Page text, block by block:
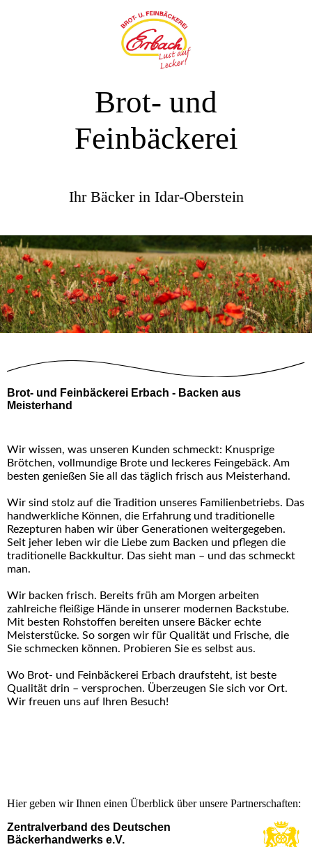
Brot- und
Feinbäckerei
Ihr Bäcker in Idar-Oberstein
Brot- und Feinbäckerei Erbach - Backen aus
Meisterhand
Wir wissen, was unseren Kunden schmeckt: Knusprige
Brötchen, vollmundige Brote und leckeres Feingebäck. Am
besten genießen Sie all das täglich frisch aus Meisterhand.
Wir sind stolz auf die Tradition unseres Familienbetriebs. Das
handwerkliche Können, die Erfahrung und traditionelle
Rezepturen haben wir über Generationen weitergegeben.
Seit jeher leben wir die Liebe zum Backen und pflegen die
traditionelle Backkultur. Das sieht man – und das schmeckt
man.
Wir backen frisch. Bereits früh am Morgen arbeiten
zahlreiche fleißige Hände in unserer modernen Backstube.
Mit besten Rohstoffen bereiten unsere Bäcker echte
Meisterstücke. So sorgen wir für Qualität und Frische, die
Sie schmecken können. Probieren Sie es selbst aus.
Wo Brot- und Feinbäckerei Erbach draufsteht, ist beste
Qualität drin – versprochen. Überzeugen Sie sich vor Ort.
Wir freuen uns auf Ihren Besuch!
Hier geben wir Ihnen einen Überblick über unsere Partnerschaften:
Zentralverband des Deutschen
Bäckerhandwerks e.V.